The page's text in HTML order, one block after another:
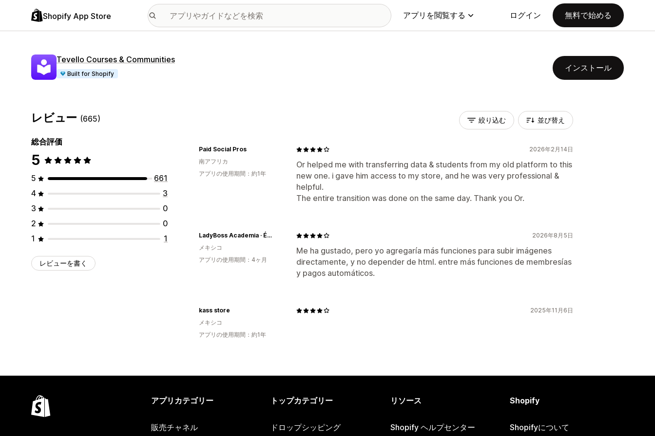
Shopify App Store アプリを閲覧する ログイン 無料で始める
Tevello Courses & Communities
Built for Shopify
インストール
レビュー (665)
総合評価
5
5
661
4
3
3
0
2
0
1
1
レビューを書く
絞り込む 並び替え
2026年2月14日
Or helped me with transferring data & students from my old platform to this
new one. i gave him access to my store, and he was very professional &
helpful.
The entire transition was done on the same day. Thank you Or.
Paid Social Pros
南アフリカ
アプリの使用期間：約1年
2026年8月5日
Me ha gustado, pero yo agregaría más funciones para subir imágenes
directamente, y no depender de html. entre más funciones de membresías
y pagos automáticos.
LadyBoss Academia · Éxito Comercial Cabinmex
メキシコ
アプリの使用期間：4ヶ月
2025年11月6日
kass store
メキシコ
アプリの使用期間：約1年
アプリカテゴリー
販売チャネル
トップカテゴリー
ドロップシッピング
リソース
Shopify ヘルプセンター
Shopify
Shopifyについて